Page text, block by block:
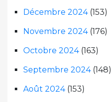
Décembre 2024(153)
Novembre 2024(176)
Octobre 2024(163)
Septembre 2024(148)
Août 2024(153)